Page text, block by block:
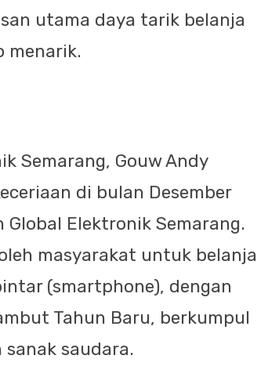
utama daya tarik belanja
menarik.
Semarang, Gouw Andy
di bulan Desember
Elektronik Semarang.
masyarakat untuk belanja
(smartphone), dengan
Tahun Baru, berkumpul
saudara.